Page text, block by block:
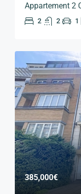
Appartement 2
2 2 1
385,000€